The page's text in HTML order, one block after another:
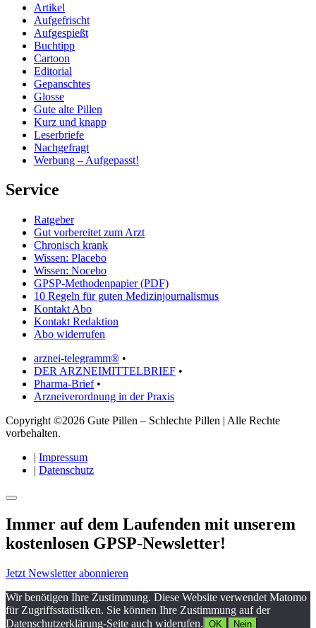
Artikel
Aufgefrischt
Aufgespießt
Buchtipp
Cartoon
Editorial
Gepanschtes
Glosse
Gute alte Pillen
Kurz und knapp
Leserbriefe
Nachgefragt
Werbung – Aufgepasst!
Service
Ratgeber
Gut vorbereitet zum Arzt
Chronisch krank
Wissen: Placebo
Wissen: Nocebo
GPSP-Methodenpapier (PDF)
10 Regeln für guten Medizinjournalismus
Kontakt Abo
Kontakt Redaktion
Abo widerrufen
arznei-telegramm® •
DER ARZNEIMITTELBRIEF •
Pharma-Brief•
Arzneiverordnung in der Praxis
Copyright ©2026 Gute Pillen – Schlechte Pillen | Alle Rechte
vorbehalten.
| Impressum
| Datenschutz
Immer auf dem Laufenden mit unserem
kostenlosen GPSP-Newsletter!
Jetzt Newsletter abonnieren
Wir benötigen Ihre Zustimmung. Diese Website verwendet Matomo
für Zugriffsstatistiken. Sie können Ihre Zustimmung auf der
Datenschutzerklärung-Seite auch widerufen. OK Nein